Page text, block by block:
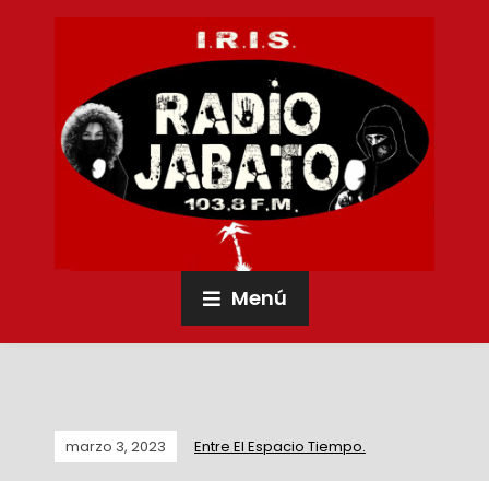
Menú
marzo 3, 2023 Entre El Espacio Tiempo.